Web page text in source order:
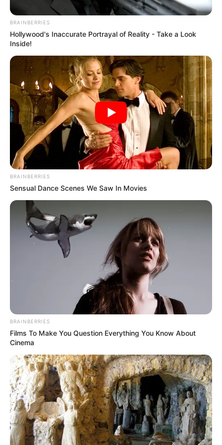
Posted
in
Friss hírek
Újabb drámai részletek
DERÜLTEK KI Kontra György
halálának ügyében
by Szerző • February 7, 2026
Megmagyarázhatatlan
körülmények: új részletek Kontra
György halálának ügyében
Egyre több, máig megválaszolatlan kérdés merül
fel M1 Híradó egykori ismert arcának halála
BRAINBERRIES
Hollywood's Inaccurate Portrayal of Reality - Take a Look
Inside!
BRAINBERRIES
Sensual Dance Scenes We Saw In Movies
BRAINBERRIES
Films To Make You Question Everything You Know About
Cinema